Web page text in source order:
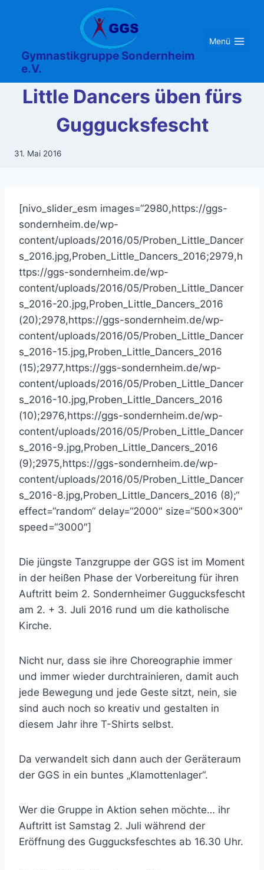
Gymnastikgruppe Sondernheim
e.V.
Menü
Little Dancers üben fürs
Guggucksfescht
31. Mai 2016
[nivo_slider_esm images=“2980,https://ggs-
sondernheim.de/wp-
content/uploads/2016/05/Proben_Little_Dancer
s_2016.jpg,Proben_Little_Dancers_2016;2979,h
ttps://ggs-sondernheim.de/wp-
content/uploads/2016/05/Proben_Little_Dancer
s_2016-20.jpg,Proben_Little_Dancers_2016
(20);2978,https://ggs-sondernheim.de/wp-
content/uploads/2016/05/Proben_Little_Dancer
s_2016-15.jpg,Proben_Little_Dancers_2016
(15);2977,https://ggs-sondernheim.de/wp-
content/uploads/2016/05/Proben_Little_Dancer
s_2016-10.jpg,Proben_Little_Dancers_2016
(10);2976,https://ggs-sondernheim.de/wp-
content/uploads/2016/05/Proben_Little_Dancer
s_2016-9.jpg,Proben_Little_Dancers_2016
(9);2975,https://ggs-sondernheim.de/wp-
content/uploads/2016/05/Proben_Little_Dancer
s_2016-8.jpg,Proben_Little_Dancers_2016 (8);“
effect=“random“ delay=“2000″ size=“500×300″
speed=“3000″]
Die jüngste Tanzgruppe der GGS ist im Moment
in der heißen Phase der Vorbereitung für ihren
Auftritt beim 2. Sondernheimer Guggucksfescht
am 2. + 3. Juli 2016 rund um die katholische
Kirche.
Nicht nur, dass sie ihre Choreographie immer
und immer wieder durchtrainieren, damit auch
jede Bewegung und jede Geste sitzt, nein, sie
sind auch noch so kreativ und gestalten in
diesem Jahr ihre T-Shirts selbst.
Da verwandelt sich dann auch der Geräteraum
der GGS in ein buntes „Klamottenlager“.
Wer die Gruppe in Aktion sehen möchte… ihr
Auftritt ist Samstag 2. Juli während der
Eröffnung des Guggucksfeschtes ab 16.30 Uhr.